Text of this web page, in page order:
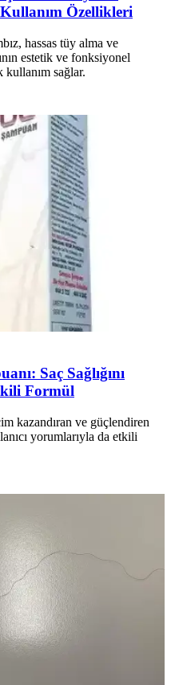
Kullanım Özellikleri
hassas tüy alma ve
estetik ve fonksiyonel
kullanım sağlar.
Saç Sağlığını
Formül
kazandıran ve güçlendiren
yorumlarıyla da etkili